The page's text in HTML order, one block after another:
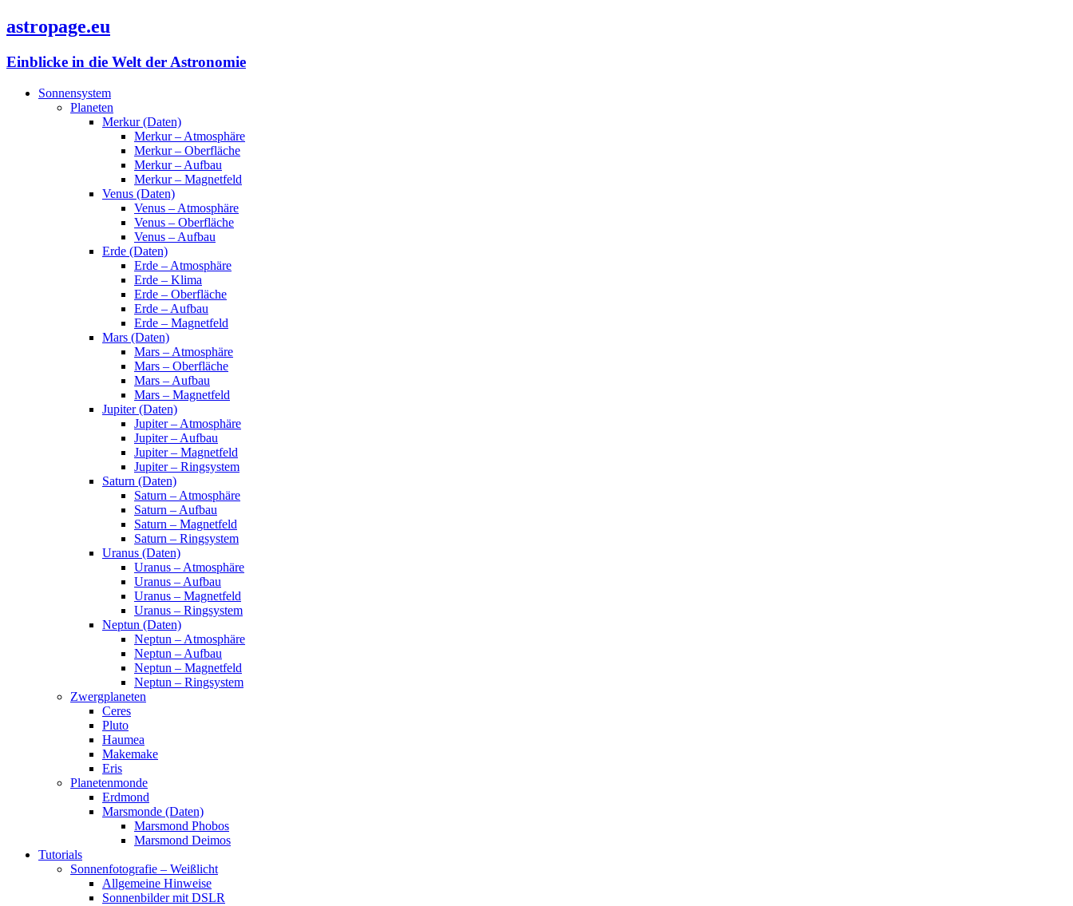
astropage.eu
Einblicke in die Welt der Astronomie
Sonnensystem
Planeten
Merkur (Daten)
Merkur – Atmosphäre
Merkur – Oberfläche
Merkur – Aufbau
Merkur – Magnetfeld
Venus (Daten)
Venus – Atmosphäre
Venus – Oberfläche
Venus – Aufbau
Erde (Daten)
Erde – Atmosphäre
Erde – Klima
Erde – Oberfläche
Erde – Aufbau
Erde – Magnetfeld
Mars (Daten)
Mars – Atmosphäre
Mars – Oberfläche
Mars – Aufbau
Mars – Magnetfeld
Jupiter (Daten)
Jupiter – Atmosphäre
Jupiter – Aufbau
Jupiter – Magnetfeld
Jupiter – Ringsystem
Saturn (Daten)
Saturn – Atmosphäre
Saturn – Aufbau
Saturn – Magnetfeld
Saturn – Ringsystem
Uranus (Daten)
Uranus – Atmosphäre
Uranus – Aufbau
Uranus – Magnetfeld
Uranus – Ringsystem
Neptun (Daten)
Neptun – Atmosphäre
Neptun – Aufbau
Neptun – Magnetfeld
Neptun – Ringsystem
Zwergplaneten
Ceres
Pluto
Haumea
Makemake
Eris
Planetenmonde
Erdmond
Marsmonde (Daten)
Marsmond Phobos
Marsmond Deimos
Tutorials
Sonnenfotografie – Weißlicht
Allgemeine Hinweise
Sonnenbilder mit DSLR